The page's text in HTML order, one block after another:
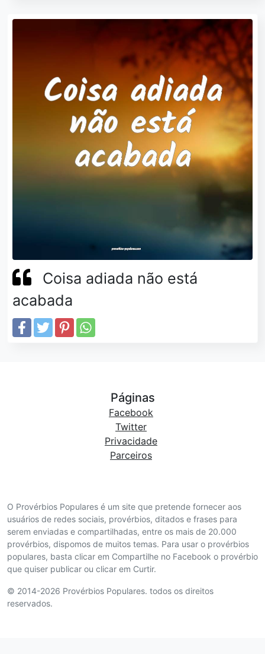
Coisa adiada não está
acabada
O Provérbios Populares é um site que pretende fornecer aos
usuários de redes sociais, provérbios, ditados e frases para
serem enviadas e compartilhadas, entre os mais de 20.000
provérbios, dispomos de muitos temas. Para usar o provérbios
populares, basta clicar em Compartilhe no Facebook o provérbio
que quiser publicar ou clicar em Curtir.
© 2014-2026 Provérbios Populares. todos os direitos
reservados.
Páginas
Facebook
Twitter
Privacidade
Parceiros